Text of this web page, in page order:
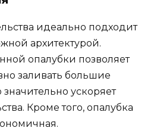
идеально подходит
архитектурой.
опалубки позволяет
заливать большие
ускоряет
Кроме того, опалубка